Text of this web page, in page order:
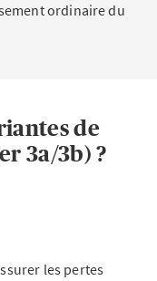
ordinaire du
de
3a/3b) ?
les pertes